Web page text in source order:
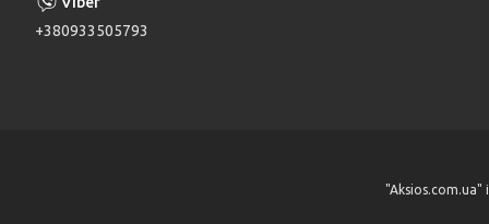
+380933505793